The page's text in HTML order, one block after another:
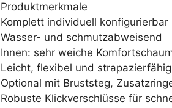
Produktmerkmale
Komplett individuell konfigurierbar
Wasser- und schmutzabweisend
Innen: sehr weiche
Leicht, flexibel und strapazierfähig
Optional mit Bruststeg,
Robuste Klickverschlüsse für